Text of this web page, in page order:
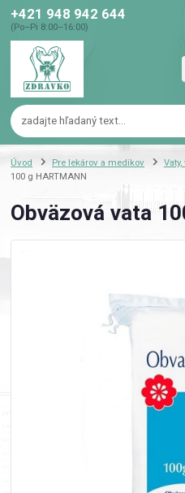
+421 948 942 644
(Po–Pi 8:00–16:00)
Úvod Pre lekárov a medikov
100 g HARTMANN
Obväzová vata